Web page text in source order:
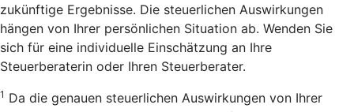
zukünftige Ergebnisse. Die steuerlichen Auswirkungen
hängen von Ihrer persönlichen Situation ab. Wenden Sie
sich für eine individuelle Einschätzung an Ihre
Steuerberaterin oder Ihren Steuerberater.
1 Da die genauen steuerlichen Auswirkungen von Ihrer